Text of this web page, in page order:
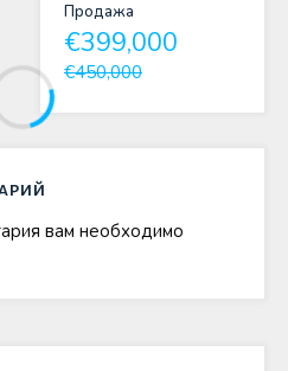
Продажа
€399,000
€450,000
вам необходимо